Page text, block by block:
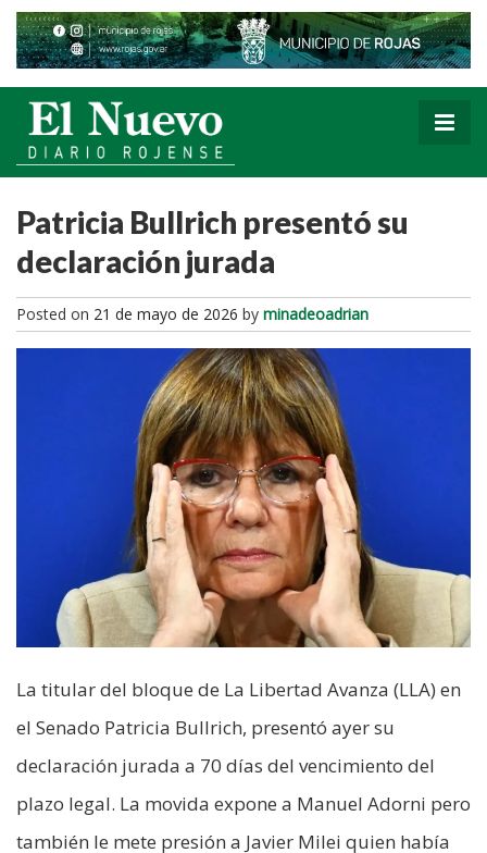
Patricia Bullrich presentó su
declaración jurada
Posted on 21 de mayo de 2026 by minadeoadrian
La titular del bloque de La Libertad Avanza (LLA) en
el Senado Patricia Bullrich, presentó ayer su
declaración jurada a 70 días del vencimiento del
plazo legal. La movida expone a Manuel Adorni pero
también le mete presión a Javier Milei quien había